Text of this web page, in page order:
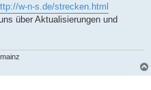
w-n-s.de/strecken.html
über Aktualisierungen und